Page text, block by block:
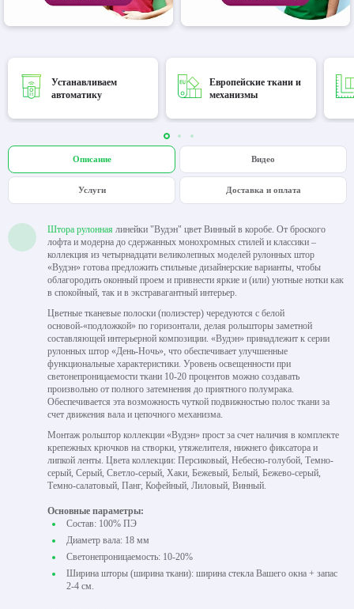
Устанавливаем
автоматику
Европейские ткани и
механизмы
Описание Видео
Услуги Доставка и оплата
Штора рулонная линейки "Вудэн" цвет Винный в коробе. От броского
лофта и модерна до сдержанных монохромных стилей и классики –
коллекция из четырнадцати великолепных моделей рулонных штор
«Вудэн» готова предложить стильные дизайнерские варианты, чтобы
облагородить оконный проем и привнести яркие и (или) уютные нотки как
в спокойный, так и в экстравагантный интерьер.
Цветные тканевые полоски (полиэстер) чередуются с белой
основой-«подложкой» по горизонтали, делая рольшторы заметной
составляющей интерьерной композиции. «Вудэн» принадлежит к серии
рулонных штор «День-Ночь», что обеспечивает улучшенные
функциональные характеристики. Уровень освещенности при
светонепроницаемости ткани 10-20 процентов можно создавать
произвольно от полного затемнения до приятного полумрака.
Обеспечивается эта возможность чуткой подвижностью полос ткани за
счет движения вала и цепочного механизма.
Монтаж рольштор коллекции «Вудэн» прост за счет наличия в комплекте
крепежных крючков на створки, утяжелителя, нижнего фиксатора и
липкой ленты. Цвета коллекции: Персиковый, Небесно-голубой, Темно-
серый, Серый, Светло-серый, Хаки, Бежевый, Белый, Бежево-серый,
Темно-салатовый, Панг, Кофейный, Лиловый, Винный.
Основные параметры:
Состав: 100% ПЭ
Диаметр вала: 18 мм
Светонепроницаемость: 10-20%
Ширина шторы (ширина ткани): ширина стекла Вашего окна + запас
2-4 см.